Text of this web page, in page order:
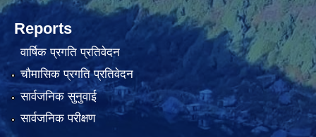
Reports
वार्षिक प्रगति प्रतिवेदन
चौमासिक प्रगति प्रतिवेदन
सार्वजनिक सुनुवाई
सार्वजनिक परीक्षण